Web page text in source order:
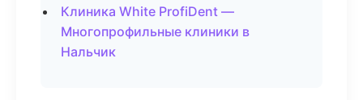
Клиника White ProfiDent —
Многопрофильные клиники в
Нальчик